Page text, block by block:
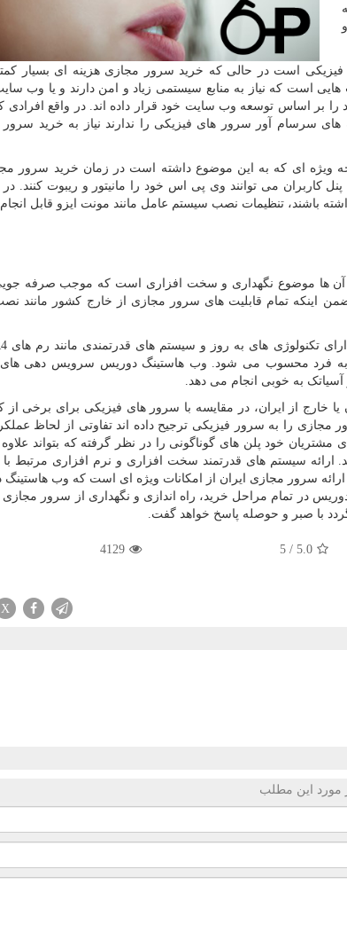
است در حالی که خرید سرور مجازی هزینه ای بسیار
است که نیاز به منابع سیستمی زیاد و امن دارند و یا وب
بر اساس توسعه وب سایت خود قرار داده اند. در واقع افرادی
های سرسام آور سرور های فیزیکی را ندارند نیاز به خرید
ویژه ای که به این موضوع داشته است در زمان خرید سرور
پنل کاربران می توانند وی پی اس خود را مانیتور و ریبوت کنند.
باشند، تنظیمات نصب سیستم عامل مانند مونت ایزو قابل
آن ها موضوع نگهداری و سخت افزاری است که موجب صرفه
اینکه تمام قابلیت های سرور مجازی از خارج کشور مانند
تکنولوژی های به روز و سیستم های قدرتمندی مانند رم های
به فرد محسوب می شود. وب هاستینگ دوریس سرویس دهی
به خوبی انجام می دهد.
از ایران، در مقایسه با سرور های فیزیکی برای برخی
مجازی را به سرور فیزیکی ترجیح داده اند تفاوتی از لحاظ
خود پلن های گوناگونی را در نظر گرفته که بتواند علاوه
ارائه سیستم های قدرتمند سخت افزاری و نرم افزاری مرتبط
ارائه سرور مجازی ایران از امکانات ویژه ای است که وب
در تمام مراحل خرید، راه اندازی و نگهداری از سرور مجازی
با صبر و حوصله پاسخ خواهد گفت.
5.0
/
5
4129
X
مورد این مطلب